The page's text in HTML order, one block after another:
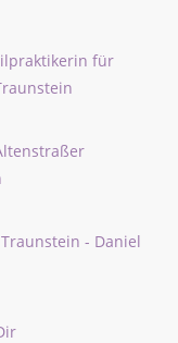
für
- Daniel